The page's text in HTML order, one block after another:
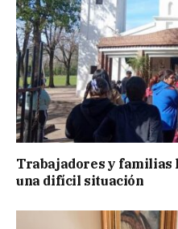
Trabajadores y familias
una difícil situación